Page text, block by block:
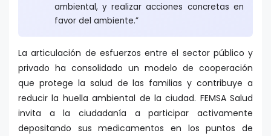
ambiental, y realizar acciones concretas en
favor del ambiente.”
La articulación de esfuerzos entre el sector público y
privado ha consolidado un modelo de cooperación
que protege la salud de las familias y contribuye a
reducir la huella ambiental de la ciudad. FEMSA Salud
invita a la ciudadanía a participar activamente
depositando sus medicamentos en los puntos de